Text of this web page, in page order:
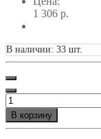
1 306 р.
В наличии: 33 шт.
В корзину